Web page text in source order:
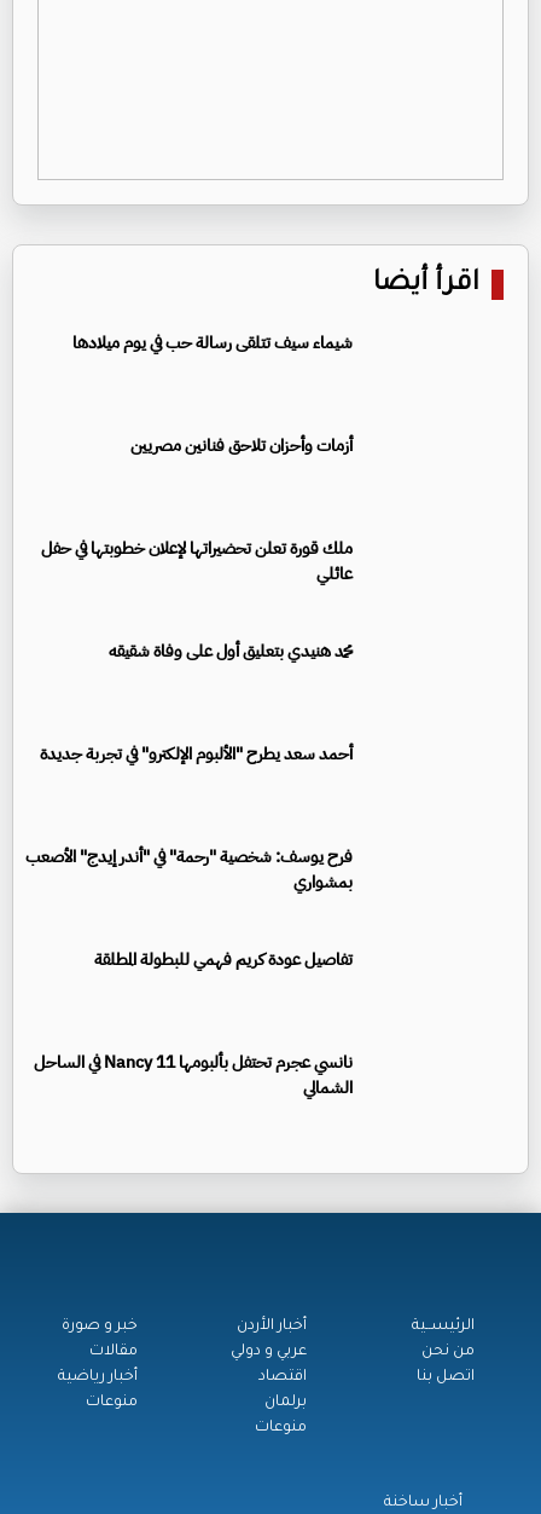
اقرأ أيضا
شيماء سيف تتلقى رسالة حب في يوم ميلادها
أزمات وأحزان تلاحق فنانين مصريين
ملك قورة تعلن تحضيراتها لإعلان خطوبتها في حفل
عائلي
محمد هنيدي بتعليق أول على وفاة شقيقه
أحمد سعد يطرح "الألبوم الإلكترو" في تجربة جديدة
فرح يوسف: شخصية "رحمة" في "أندر إيدج" الأصعب
بمشواري
تفاصيل عودة كريم فهمي للبطولة المطلقة
نانسي عجرم تحتفل بألبومها Nancy 11 في الساحل
الشمالي
الرئيســية
من نحن
اتصل بنا
أخبار الأردن
عربي و دولي
اقتصاد
برلمان
منوعات
خبر و صورة
مقالات
أخبار رياضية
منوعات
أخبار ساخنة